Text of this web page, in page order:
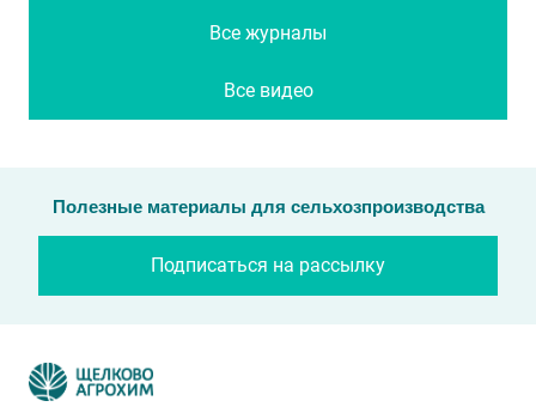
Все журналы
Все видео
Полезные материалы для сельхозпроизводства
Подписаться на рассылку